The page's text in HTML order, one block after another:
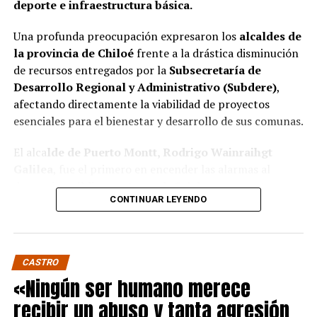
deporte e infraestructura básica.
Una profunda preocupación expresaron los alcaldes de
la provincia de Chiloéfrente a la drástica disminución
de recursos entregados por la Subsecretaría de
Desarrollo Regional y Administrativo (Subdere),
afectando directamente la viabilidad de proyectos
esenciales para el bienestar y desarrollo de sus comunas.
El alca lde de Puerto Montt, Rodrigo Wainraihgt
denunciar públicamente que la Subdere no cuenta con
fondos para financiar iniciativas del Programa de
Mejoramiento de Barrios (PMB), a pesar de que muchas
ya estaban declaradas elegibles.
historia, la Subdere no tiene recursos para estos
programas fundamentales”,afirmó el edil de la capital
regional de Los Lagos.
CONTINUAR LEYENDO
CASTRO
«Ningún ser humano merece
recibir un abuso y tanta agresión